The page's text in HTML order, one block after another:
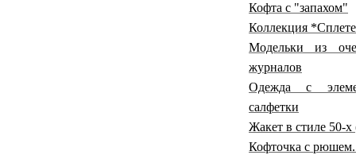
Кофта с "запахом"
Коллекция
Модельки из
журналов
Одежда с
салфетки
Жакет в стиле 50-
Кофточка с